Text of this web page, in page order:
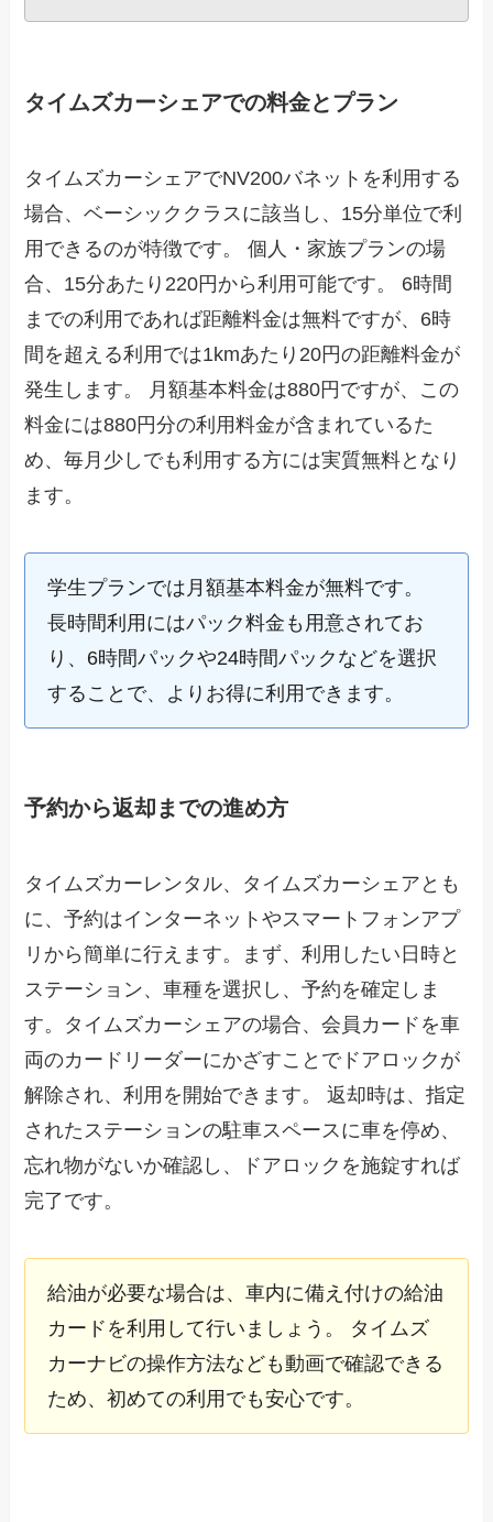
タイムズカーシェアでの料金とプラン
タイムズカーシェアでNV200バネットを利用する
場合、ベーシッククラスに該当し、15分単位で利
用できるのが特徴です。 個人・家族プランの場
合、15分あたり220円から利用可能です。 6時間
までの利用であれば距離料金は無料ですが、6時
間を超える利用では1kmあたり20円の距離料金が
発生します。 月額基本料金は880円ですが、この
料金には880円分の利用料金が含まれているた
め、毎月少しでも利用する方には実質無料となり
ます。
学生プランでは月額基本料金が無料です。
長時間利用にはパック料金も用意されてお
り、6時間パックや24時間パックなどを選択
することで、よりお得に利用できます。
予約から返却までの進め方
タイムズカーレンタル、タイムズカーシェアとも
に、予約はインターネットやスマートフォンアプ
リから簡単に行えます。まず、利用したい日時と
ステーション、車種を選択し、予約を確定しま
す。タイムズカーシェアの場合、会員カードを車
両のカードリーダーにかざすことでドアロックが
解除され、利用を開始できます。 返却時は、指定
されたステーションの駐車スペースに車を停め、
忘れ物がないか確認し、ドアロックを施錠すれば
完了です。
給油が必要な場合は、車内に備え付けの給油
カードを利用して行いましょう。 タイムズ
カーナビの操作方法なども動画で確認できる
ため、初めての利用でも安心です。